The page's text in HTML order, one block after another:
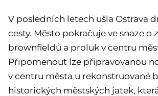
V posledních letech ušla Ostrava
cesty. Město pokračuje ve snaze o
brownfieldů a proluk v centru
Připomenout lze připravovanou
v centru města u rekonstruované
historických městských jatek,